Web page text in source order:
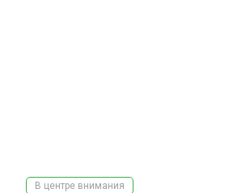
В центре внимания